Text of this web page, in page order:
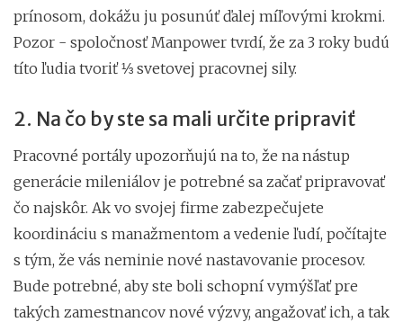
prínosom, dokážu ju posunúť ďalej míľovými krokmi.
Pozor - spoločnosť Manpower tvrdí, že za 3 roky budú
títo ľudia tvoriť ⅓ svetovej pracovnej sily.
2. Na čo by ste sa mali určite pripraviť
Pracovné portály upozorňujú na to, že na nástup
generácie mileniálov je potrebné sa začať pripravovať
čo najskôr. Ak vo svojej firme zabezpečujete
koordináciu s manažmentom a vedenie ľudí, počítajte
s tým, že vás neminie nové nastavovanie procesov.
Bude potrebné, aby ste boli schopní vymýšľať pre
takých zamestnancov nové výzvy, angažovať ich, a tak